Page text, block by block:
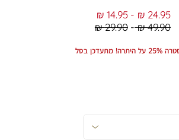
צבעו מוקה עשיר. התמונה להמחשה בלבד. הצבע במציאות עשוי
להיות שונה מהמוצג בתמונה.
Regular
Price
29.90 ₪ Regular
Price
49.90 ₪
From
14.95 ₪ To
24.95 ₪
מתעדכן בסל